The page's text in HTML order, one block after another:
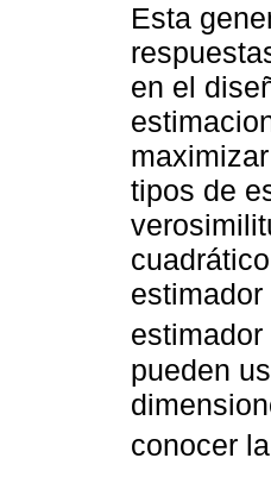
Esta
en el
tipos de
pueden
conocer